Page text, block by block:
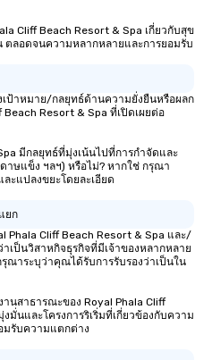
Cliff Beach Resort & Spa เกี่ยวกับสุข
ลอดจนความหลากหลายและการยอมรับ
ป้าหมาย/กลยุทธ์ด้านความยั่งยืนหรือผลก
Resort & Spa ที่เปิดเผยต่อ
มีกลยุทธ์ที่มุ่งเน้นไปที่การกำจัดและ
าษแข็ง ฯลฯ) หรือไม่? หากใช่ กรุณา
ะแปลงขยะโดยละเอียด
ยก
Phala Cliff Beach Resort & Spa และ/
เป็นวิสาหกิจธุรกิจที่มีเจ้าของหลากหลาย
รุณาระบุว่าคุณได้รับการรับรองว่าเป็นใน
านสาธารณะของ Royal Phala Cliff
มั่นและโครงการริเริ่มที่เกี่ยวข้องกับความ
มรับความแตกต่าง